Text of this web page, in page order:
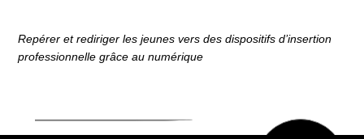
Repérer et rediriger les jeunes vers des dispositifs d’insertion
professionnelle grâce au numérique